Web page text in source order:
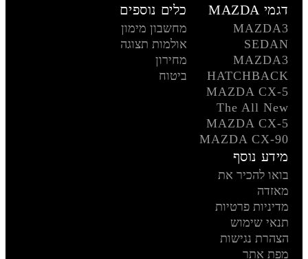
דגמי MAZDA
MAZDA3
SEDAN
MAZDA3
HATCHBACK
MAZDA CX-5
The All New
MAZDA CX-5
MAZDA CX-90
כלים נוספים
מחשבון מימון
אולמות תצוגה
מחירון
ביטוח
מידע נוסף
בואו להכיר את
מאזדה
מדיניות פרטיות
תנאי שימוש
הצהרת נגישות
מפת אתר